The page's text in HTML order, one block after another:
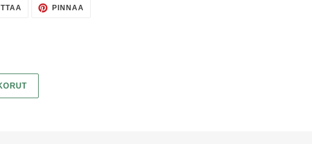
TWIITTAA
TWITTERISSÄ
PINNAA